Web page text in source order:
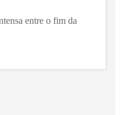
entre o fim da